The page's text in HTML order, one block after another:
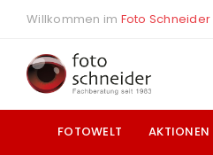
Willkommen im Foto Schneider
FOTOWELT AKTIONEN